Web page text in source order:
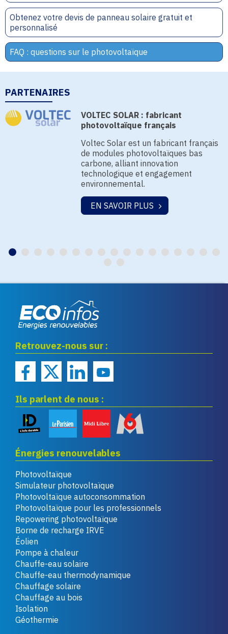
Obtenez votre devis de panneau solaire gratuit et
personnalisé
FAQ : questions sur le photovoltaïque
PARTENAIRES
VOLTEC SOLAR : fabricant
photovoltaïque français
Voltec Solar est un fabricant français
de modules photovoltaïques bas
carbone, alliant innovation
technologique et engagement
environnemental.
EN SAVOIR PLUS
renouvelables
Retrouvez-nous sur :
Ils parlent de nous :
Énergies renouvelables
Photovoltaïque
Simulateur photovoltaïque
Photovoltaïque autoconsommation
Photovoltaïque pour les professionnels
Repowering photovoltaïque
Borne de recharge IRVE
Éolien
Pompe à chaleur
Chauffe-eau solaire
Chauffe-eau thermodynamique
Chauffage solaire
Chauffage au bois
Isolation
Géothermie